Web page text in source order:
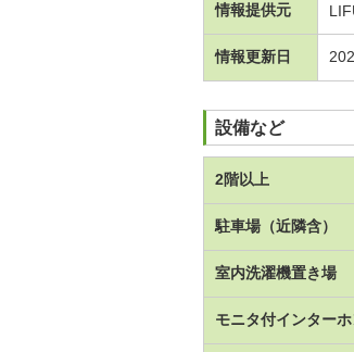
情報提供元
情報更新日
設備など
2階以上
駐車場（近隣含）
室内洗濯機置き場
モニタ付インター